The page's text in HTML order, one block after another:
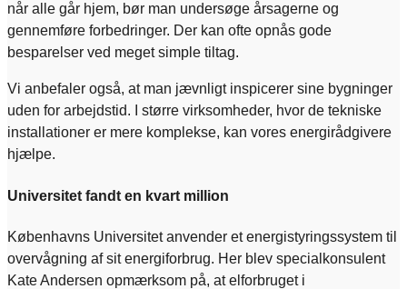
når alle går hjem, bør man undersøge årsagerne og
gennemføre forbedringer. Der kan ofte opnås gode
besparelser ved meget simple tiltag.
Vi anbefaler også, at man jævnligt inspicerer sine bygninger
uden for arbejdstid. I større virksomheder, hvor de tekniske
installationer er mere komplekse, kan vores energirådgivere
hjælpe.
Universitet fandt en kvart million
Københavns Universitet anvender et energistyringssystem til
overvågning af sit energiforbrug. Her blev specialkonsulent
Kate Andersen opmærksom på, at elforbruget i